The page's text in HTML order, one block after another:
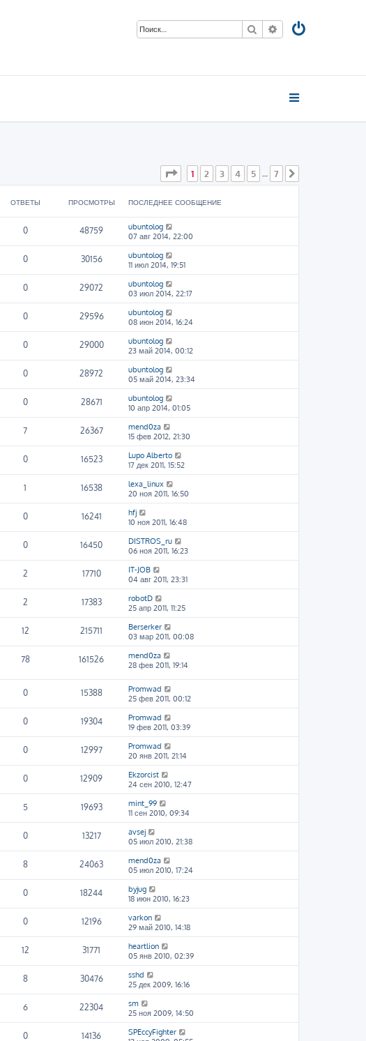
Поиск Расширенный
Страница из
1 2 3 4 5 … 7
ОТВЕТЫ ПРОСМОТРЫ ПОСЛЕДНЕЕ СООБЩЕНИЕ
0 48759
ubuntolog
07 авг 2014, 22:00
0 30156
ubuntolog
11 июл 2014, 19:51
0 29072
ubuntolog
03 июл 2014, 22:17
0 29596
ubuntolog
08 июн 2014, 16:24
0 29000
ubuntolog
23 май 2014, 00:12
0 28972
ubuntolog
05 май 2014, 23:34
0 28671
ubuntolog
10 апр 2014, 01:05
7 26367
mend0za
15 фев 2012, 21:30
0 16523
Lupo Alberto
17 дек 2011, 15:52
1 16538
lexa_linux
20 ноя 2011, 16:50
0 16241
hfj
10 ноя 2011, 16:48
0 16450
DISTROS_ru
06 ноя 2011, 16:23
2 17710
IT-JOB
04 авг 2011, 23:31
2 17383
robotD
25 апр 2011, 11:25
12 215711
Berserker
03 мар 2011, 00:08
78 161526
mend0za
28 фев 2011, 19:14
0 15388
Promwad
25 фев 2011, 00:12
0 19304
Promwad
19 фев 2011, 03:39
0 12997
Promwad
20 янв 2011, 21:14
0 12909
Ekzorcist
24 сен 2010, 12:47
5 19693
mint_99
11 сен 2010, 09:34
0 13217
avsej
05 июл 2010, 21:38
8 24063
mend0za
05 июл 2010, 17:24
0 18244
byjug
18 июн 2010, 16:23
0 12196
varkon
29 май 2010, 14:18
12 31771
heartlion
05 янв 2010, 02:39
8 30476
sshd
25 дек 2009, 16:16
6 22304
sm
25 ноя 2009, 14:50
0 14136
SPEccyFighter